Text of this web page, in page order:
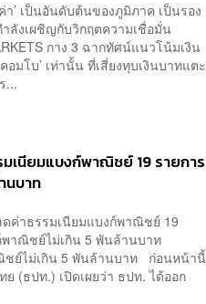
’ เป็นอันดับต้นของภูมิภาค เป็นรอง
ลังเผชิญกับวิกฤตความเชื่อมั่น
กาง 3 ฉากทัศน์แนวโน้มเงิน
มโบ’ เท่านั้น ที่เสี่ยงทุบเงินบาทแตะ
...
มเนียมแบงก์พาณิชย์ 19 รายการ
นบาท
ค่าธรรมเนียมแบงก์พาณิชย์ 19
พาณิชย์ไม่เกิน 5 พันล้านบาท
ย์ไม่เกิน 5 พันล้านบาท ก่อนหน้านี้
(ธปท.) เปิดเผยว่า ธปท. ได้ออก